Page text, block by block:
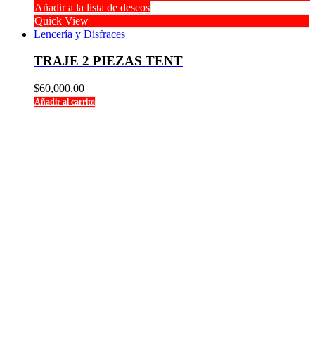
Añadir a la lista de deseos
Quick View
Lencería y Disfraces
TRAJE 2 PIEZAS TENT
$60,000.00
Añadir al carrito